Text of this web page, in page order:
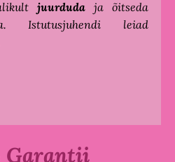
juurdudaja õitseda
Istutusjuhendi leiad
Garantii